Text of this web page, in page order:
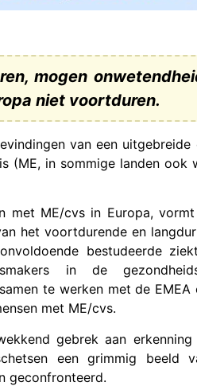
mogen
niet voortduren.
van een
(ME, in sommige landen ook
met ME/cvs in Europa,
het voortdurende en
bestudeerde
in de
te werken met de EMEA
met ME/cvs.
gebrek aan
een grimmig beeld
geconfronteerd.